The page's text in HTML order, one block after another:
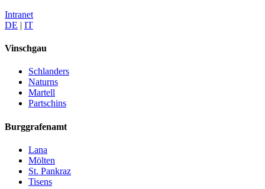
Intranet
DE | IT
Vinschgau
Schlanders
Naturns
Martell
Partschins
Burggrafenamt
Lana
Mölten
St. Pankraz
Tisens